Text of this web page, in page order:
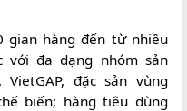
gian hàng đến từ nhiều
với đa dạng nhóm sản
VietGAP, đặc sản vùng
biến; hàng tiêu dùng